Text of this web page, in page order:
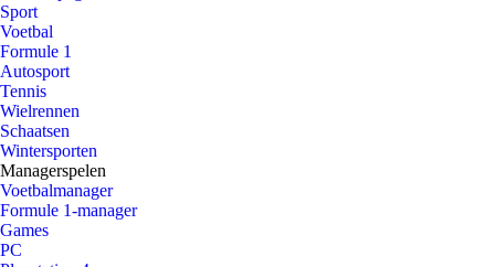
Sport
Voetbal
Formule 1
Autosport
Tennis
Wielrennen
Schaatsen
Wintersporten
Managerspelen
Voetbalmanager
Formule 1-manager
Games
PC